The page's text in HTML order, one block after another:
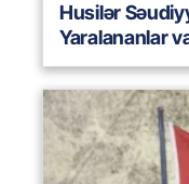
Husilər
Yaralananlar